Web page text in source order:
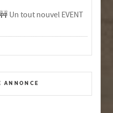
Un tout nouvel EVENT
ANNONCE